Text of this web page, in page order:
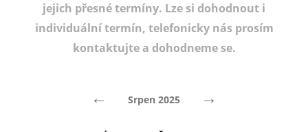
Fotogalerie
jejich přesné termíny. Lze si dohodnout i
individuální termín, telefonicky nás prosím
kontaktujte a dohodneme se.
← Srpen 2025 →
E-mail